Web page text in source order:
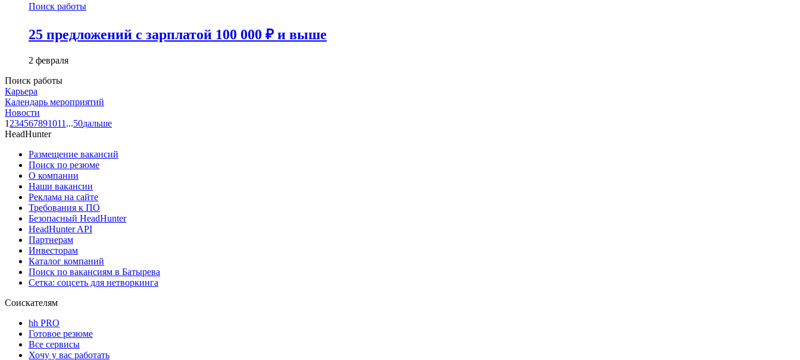
Поиск работы
25 предложений с зарплатой 100 000 ₽ и выше
2 февраля
Поиск работы
Карьера
Календарь мероприятий
Новости
1 234567891011 ...50дальше
HeadHunter
Размещение вакансий
Поиск по резюме
О компании
Наши вакансии
Реклама на сайте
Требования к ПО
Безопасный HeadHunter
HeadHunter API
Партнерам
Инвесторам
Каталог компаний
Поиск по вакансиям в Батырева
Сетка: соцсеть для нетворкинга
Соискателям
hh PRO
Готовое резюме
Все сервисы
Хочу у вас работать